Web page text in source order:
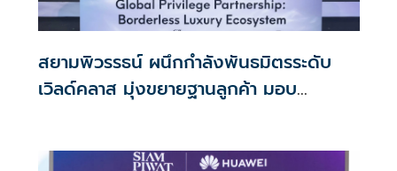
สยามพิวรรธน์ ผนึกกำลังพันธมิตรระดับ
เวิลด์คลาส มุ่งขยายฐานลูกค้า มอบ